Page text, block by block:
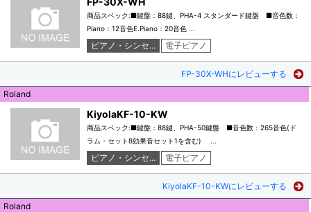
商品スペック:■鍵盤：88鍵、PHA-4 スタンダード鍵盤 ■音色数：
Piano：12音色E.Piano：20音色 ...
ピアノ・シンセ... 電子ピアノ
FP-30X-WHにレビューする
Roland
KiyolaKF-10-KW
商品スペック:■鍵盤：88鍵、PHA-50鍵盤 ■音色数：265音色(ド
ラム・セット8効果音セット1を含む) ...
ピアノ・シンセ... 電子ピアノ
KiyolaKF-10-KWにレビューする
Roland